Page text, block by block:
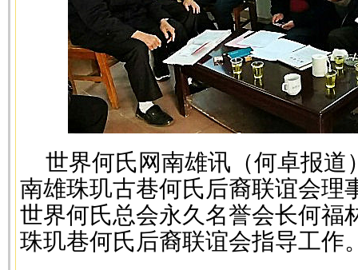
世界何氏网南雄讯（何卓报道
南雄珠玑古巷何氏后裔联谊会理
世界何氏总会永久名誉会长何福
珠玑巷何氏后裔联谊会指导工作